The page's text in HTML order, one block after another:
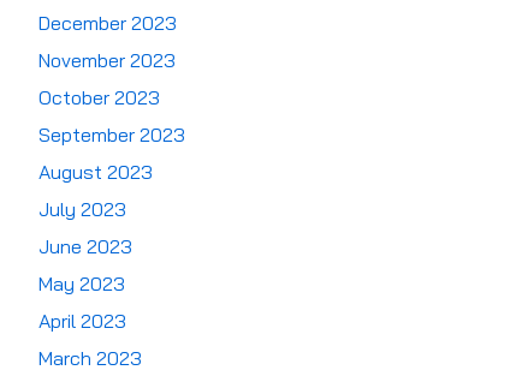
December 2023
November 2023
October 2023
September 2023
August 2023
July 2023
June 2023
May 2023
April 2023
March 2023